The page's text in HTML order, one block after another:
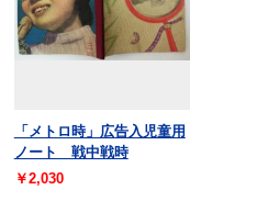
「メトロ時」広告入児童用
ノート 戦中戦時
￥2,030